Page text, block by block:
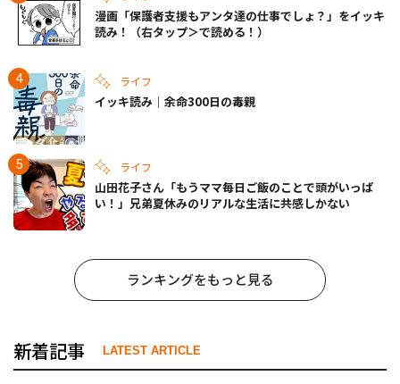
漫画「保護者支援もアンタ達の仕事でしょ？」をイッキ
読み！（右タップ＞で読める！）
ライフ
イッキ読み｜余命300日の毒親
ライフ
山田花子さん「もうママ毎日ご飯のことで頭がいっぱ
い！」兄弟夏休みのリアルな生活に共感しかない
ランキングをもっと見る
新着記事 LATEST ARTICLE